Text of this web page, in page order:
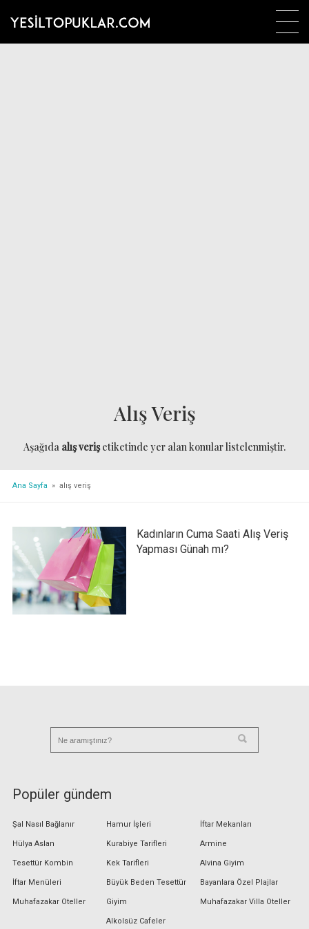
Alış Veriş
Aşağıda alış verişetiketinde yer alan konular listelenmiştir.
Ana Sayfa » alış veriş
Kadınların Cuma Saati Alış Veriş
Yapması Günah mı?
Popüler gündem
Şal Nasıl Bağlanır
Hülya Aslan
Tesettür Kombin
İftar Menüleri
Muhafazakar Oteller
Hamur İşleri
Kurabiye Tarifleri
Kek Tarifleri
Büyük Beden Tesettür
Giyim
Alkolsüz Cafeler
İftar Mekanları
Armine
Alvina Giyim
Bayanlara Özel Plajlar
Muhafazakar Villa Oteller